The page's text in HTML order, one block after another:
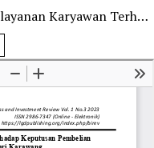
Pengaruh Kualitas Pelayanan Karyawan Terhadap Keputusan Pembelian Pada Indomaret Bukit Sukasari Karawang